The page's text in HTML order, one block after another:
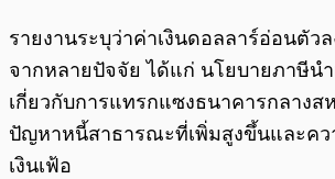
รายงานระบุว่าค่าเงินดอลลาร์อ่อนตัวล
จากหลายปัจจัย ได้แก่ นโยบายภาษีนำ
เกี่ยวกับการแทรกแซงธนาคารกลางสห
ปัญหาหนี้สาธารณะที่เพิ่มสูงขึ้นและคว
เงินเฟ้อ